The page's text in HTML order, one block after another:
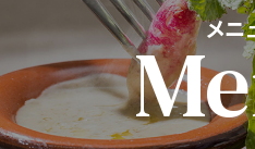
メニ